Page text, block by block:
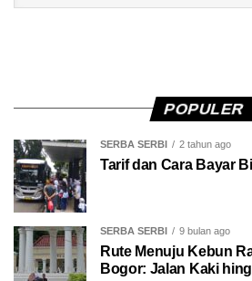
POPULER
SERBA SERBI 2 tahun ago
Tarif dan Cara Bayar
SERBA SERBI 9 bulan ago
Rute Menuju Kebun
Bogor: Jalan Kaki